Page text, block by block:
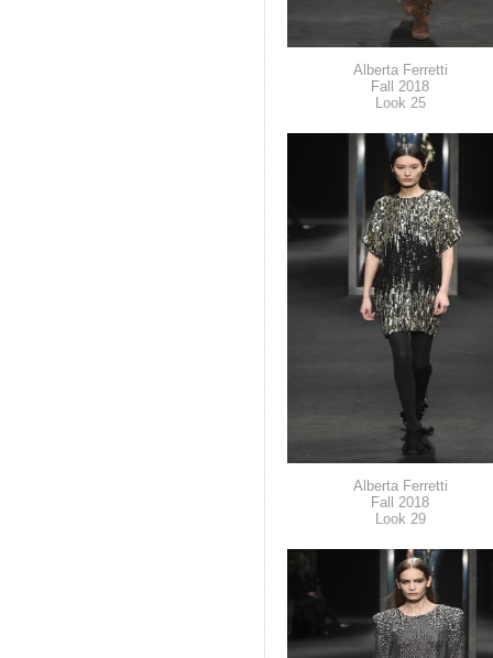
Alberta Ferretti
Fall 2018
Look 25
Alberta Ferretti
Fall 2018
Look 29